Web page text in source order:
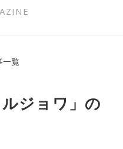
一覧
ジョワ」の